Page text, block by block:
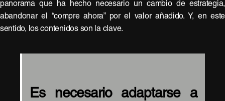
panorama que ha hecho necesario un cambio de estrategia,
abandonar el “compre ahora” por el valor añadido. Y, en este
sentido, los contenidos son la clave.
Es necesario adaptarse a